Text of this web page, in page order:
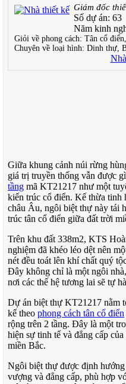
Giám đốc
Số dự án: 63
Năm kinh
Giỏi về phong cách: Tân cổ
Chuyên về loại hình: Dinh thự,
Giữa khung cảnh núi rừng
giá trị truyền thống vẫn được
tầng mã KT21217 như một
kiến trúc cổ điển. Kế thừa tinh
châu Âu, ngôi biệt thự này tái
trúc tân cổ điển giữa đất trời
Trên khu đất 338m2, KTS
nghiệm đã khéo léo dệt nên
nét đều toát lên khí chất quý
Đây không chỉ là một ngôi
nơi các thế hệ tương lai sẽ tự
Dự án biệt thự KT21217 nằm
kế theo phong cách tân cổ điển
rộng trên 2 tầng. Đây là một
hiện sự tinh tế và đẳng cấp
miền Bắc.
Ngôi biệt thự được định
vượng và đẳng cấp, phù hợp